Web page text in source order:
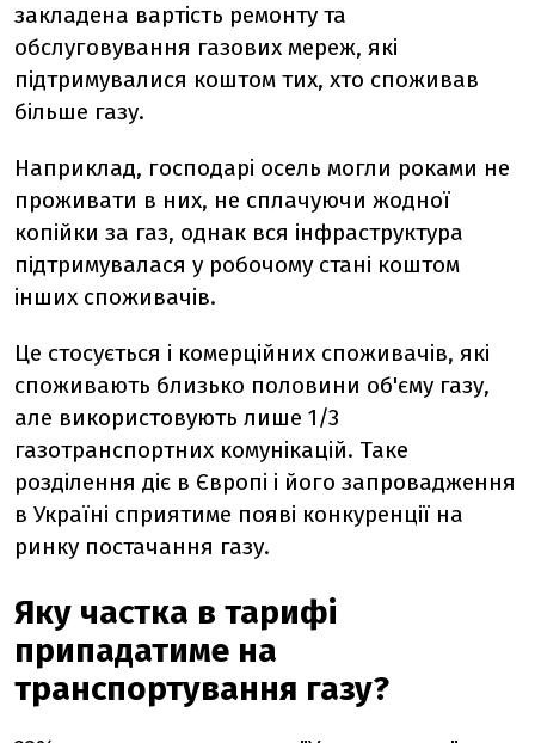
закладена вартість ремонту та
обслуговування газових мереж, які
підтримувалися коштом тих, хто споживав
більше газу.
Наприклад, господарі осель могли роками не
проживати в них, не сплачуючи жодної
копійки за газ, однак вся інфраструктура
підтримувалася у робочому стані коштом
інших споживачів.
Це стосується і комерційних споживачів, які
споживають близько половини об'єму газу,
але використовують лише 1/3
газотранспортних комунікацій. Таке
розділення діє в Європі і його запровадження
в Україні сприятиме появі конкуренції на
ринку постачання газу.
Яку частка в тарифі
припадатиме на
транспортування газу?